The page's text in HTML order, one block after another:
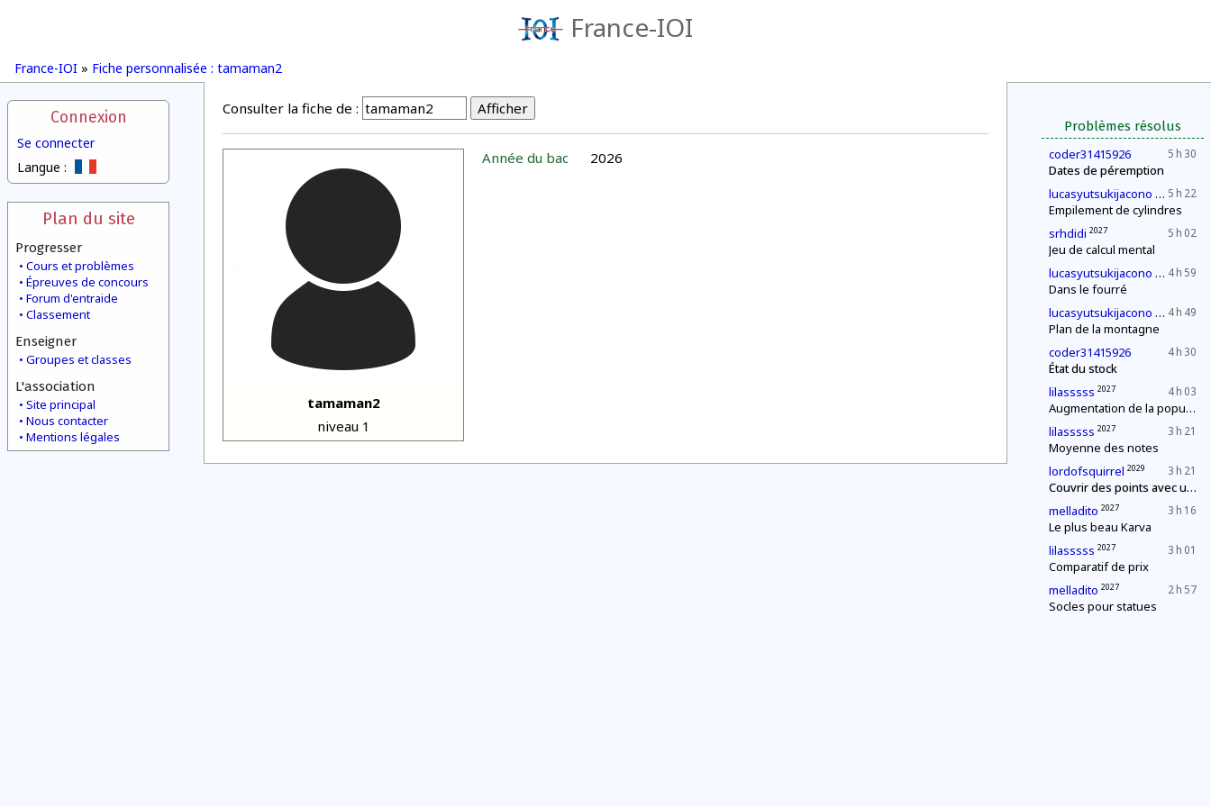
France-IOI
France-IOI » Fiche personnalisée : tamaman2
Connexion
Se connecter
Langue :
Plan du site
Progresser
Cours et problèmes
Épreuves de concours
Forum d'entraide
Classement
Enseigner
Groupes et classes
L'association
Site principal
Nous contacter
Mentions légales
Problèmes résolus
5 h 30
coder31415926
Dates de péremption
5 h 22
lucasyutsukijacono 2030
Empilement de cylindres
5 h 02
srhdidi 2027
Jeu de calcul mental
4 h 59
lucasyutsukijacono 2030
Dans le fourré
4 h 49
lucasyutsukijacono 2030
Plan de la montagne
4 h 30
coder31415926
État du stock
4 h 03
lilasssss 2027
Augmentation de la population
3 h 21
lilasssss 2027
Moyenne des notes
3 h 21
lordofsquirrel 2029
Couvrir des points avec un segment de longueur fixe
3 h 16
melladito 2027
Le plus beau Karva
3 h 01
lilasssss 2027
Comparatif de prix
2 h 57
melladito 2027
Socles pour statues
Consulter la fiche de :
tamaman2
niveau 1
Année du bac 2026